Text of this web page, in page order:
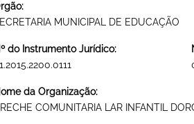
MUNICIPAL DE EDUCAÇÃO
do Instrumento Jurídico:
da Organização:
COMUNITARIA LAR INFANTIL